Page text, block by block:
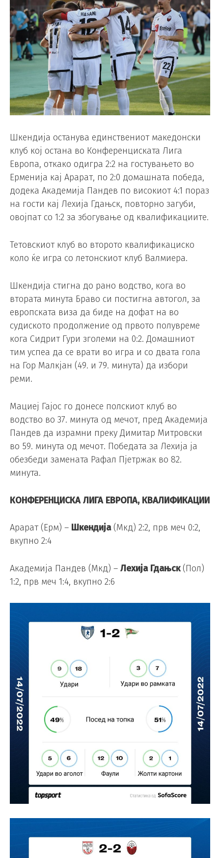
Шкендија останува единствениот македонски
клуб кој остана во Конференциската Лига
Европа, откако одигра 2:2 на гостувањето во
Ерменија кај Арарат, по 2:0 домашната победа,
додека Академија Пандев по високиот 4:1 пораз
на гости кај Лехија Гдањск, повторно загуби,
овојпат со 1:2 за збогување од квалификaциите.
Тетовскиот клуб во второто квалификациско
коло ќе игра со летонскиот клуб Валмиера.
Шкендија стигна до рано водство, кога во
втората минута Браво си постигна автогол, за
европската виза да биде на дофат на во
судиското продолжение од првото полувреме
кога Сидрит Гури зголеми на 0:2. Домашниот
тим успеа да се врати во игра и со двата гола
на Гор Малкјан (49. и 79. минута) да избори
реми.
Мациеј Гајос го донесе полскиот клуб во
водство во 37. минута од мечот, пред Академија
Пандев да израмни преку Димитар Митровски
во 59. минута од мечот. Победата за Лехија ја
обезбеди замената Рафал Пјетржак во 82.
минута.
КОНФЕРЕНЦИСКА ЛИГА ЕВРОПА, КВАЛИФИКАЦИИ
Арарат (Ерм) – Шкендија(Мкд) 2:2, прв меч 0:2,
вкупно 2:4
Академија Пандев (Мкд) – Лехија Гдањск(Пол)
1:2, прв меч 1:4, вкупно 2:6